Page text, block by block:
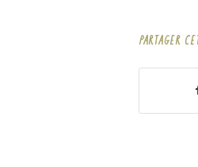
PARTAGER